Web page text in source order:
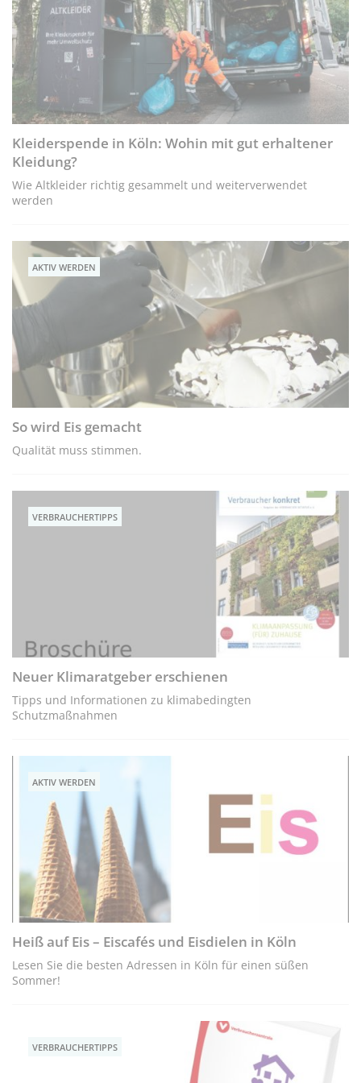
Kleiderspende in Köln: Wohin mit gut erhaltener
Kleidung?
Wie Altkleider richtig gesammelt und weiterverwendet
werden
AKTIV WERDEN
So wird Eis gemacht
Qualität muss stimmen.
VERBRAUCHERTIPPS
Neuer Klimaratgeber erschienen
Tipps und Informationen zu klimabedingten
Schutzmaßnahmen
AKTIV WERDEN
Heiß auf Eis – Eiscafés und Eisdielen in Köln
Lesen Sie die besten Adressen in Köln für einen süßen
Sommer!
VERBRAUCHERTIPPS